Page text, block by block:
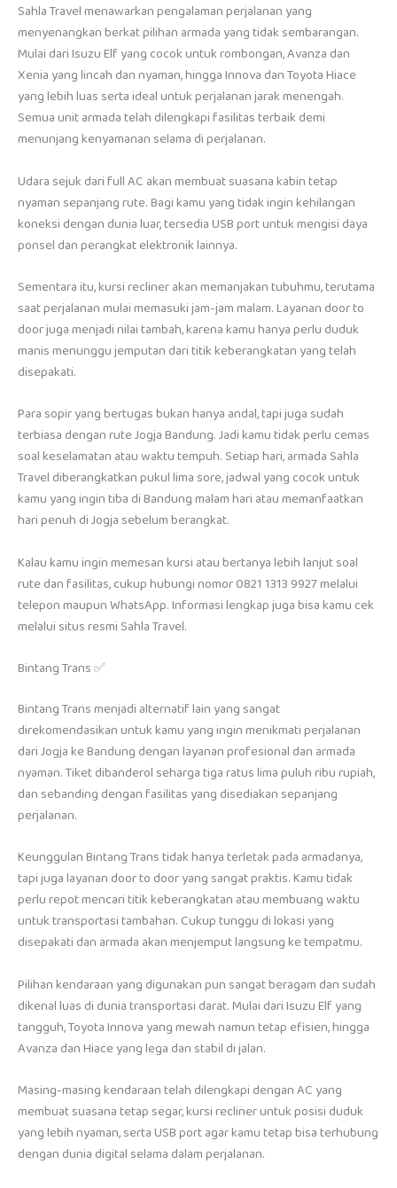
Sahla Travel menawarkan pengalaman perjalanan yang
menyenangkan berkat pilihan armada yang tidak sembarangan.
Mulai dari Isuzu Elf yang cocok untuk rombongan, Avanza dan
Xenia yang lincah dan nyaman, hingga Innova dan Toyota Hiace
yang lebih luas serta ideal untuk perjalanan jarak menengah.
Semua unit armada telah dilengkapi fasilitas terbaik demi
menunjang kenyamanan selama di perjalanan.
Udara sejuk dari full AC akan membuat suasana kabin tetap
nyaman sepanjang rute. Bagi kamu yang tidak ingin kehilangan
koneksi dengan dunia luar, tersedia USB port untuk mengisi daya
ponsel dan perangkat elektronik lainnya.
Sementara itu, kursi recliner akan memanjakan tubuhmu, terutama
saat perjalanan mulai memasuki jam-jam malam. Layanan door to
door juga menjadi nilai tambah, karena kamu hanya perlu duduk
manis menunggu jemputan dari titik keberangkatan yang telah
disepakati.
Para sopir yang bertugas bukan hanya andal, tapi juga sudah
terbiasa dengan rute Jogja Bandung. Jadi kamu tidak perlu cemas
soal keselamatan atau waktu tempuh. Setiap hari, armada Sahla
Travel diberangkatkan pukul lima sore, jadwal yang cocok untuk
kamu yang ingin tiba di Bandung malam hari atau memanfaatkan
hari penuh di Jogja sebelum berangkat.
Kalau kamu ingin memesan kursi atau bertanya lebih lanjut soal
rute dan fasilitas, cukup hubungi nomor 0821 1313 9927 melalui
telepon maupun WhatsApp. Informasi lengkap juga bisa kamu cek
melalui situs resmi Sahla Travel.
Bintang Trans ✅
Bintang Trans menjadi alternatif lain yang sangat
direkomendasikan untuk kamu yang ingin menikmati perjalanan
dari Jogja ke Bandung dengan layanan profesional dan armada
nyaman. Tiket dibanderol seharga tiga ratus lima puluh ribu rupiah,
dan sebanding dengan fasilitas yang disediakan sepanjang
perjalanan.
Keunggulan Bintang Trans tidak hanya terletak pada armadanya,
tapi juga layanan door to door yang sangat praktis. Kamu tidak
perlu repot mencari titik keberangkatan atau membuang waktu
untuk transportasi tambahan. Cukup tunggu di lokasi yang
disepakati dan armada akan menjemput langsung ke tempatmu.
Pilihan kendaraan yang digunakan pun sangat beragam dan sudah
dikenal luas di dunia transportasi darat. Mulai dari Isuzu Elf yang
tangguh, Toyota Innova yang mewah namun tetap efisien, hingga
Avanza dan Hiace yang lega dan stabil di jalan.
Masing-masing kendaraan telah dilengkapi dengan AC yang
membuat suasana tetap segar, kursi recliner untuk posisi duduk
yang lebih nyaman, serta USB port agar kamu tetap bisa terhubung
dengan dunia digital selama dalam perjalanan.